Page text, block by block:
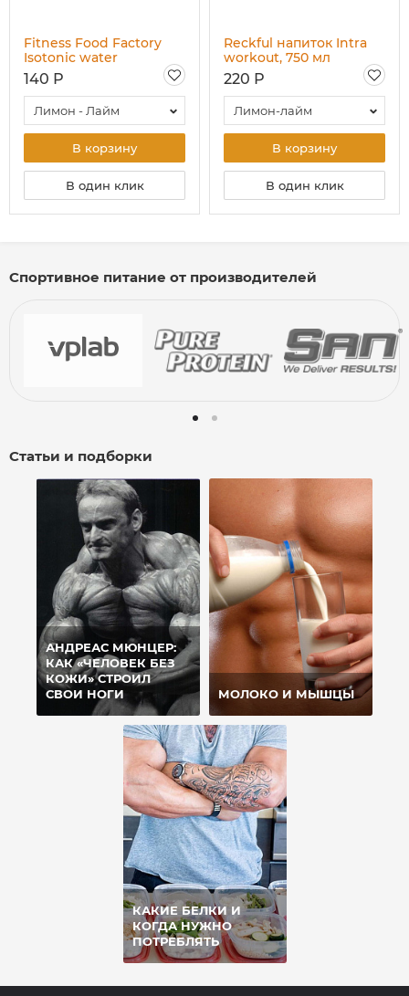
Fitness Food Factory
Isotonic water
Негазированный
сокосодержащий
напиток, 500 мл
140 Р
Лимон - Лайм
В корзину
В один клик
Reckful напиток Intra
workout, 750 мл
220 Р
Лимон-лайм
В корзину
В один клик
Спортивное питание от производителей
Статьи и подборки
АНДРЕАС МЮНЦЕР:
КАК «ЧЕЛОВЕК БЕЗ
КОЖИ» СТРОИЛ
СВОИ НОГИ
МОЛОКО И МЫШЦЫ
КАКИЕ БЕЛКИ И
КОГДА НУЖНО
ПОТРЕБЛЯТЬ